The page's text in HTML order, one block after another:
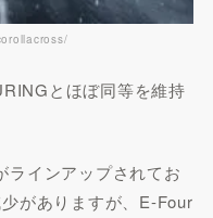
とほぼ同等を維持
ラインアップされてお
がありますが、E-Four